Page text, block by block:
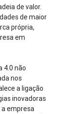
de valor.
de maior
própria,
em
4.0 não
nos
a ligação
inovadoras
empresa